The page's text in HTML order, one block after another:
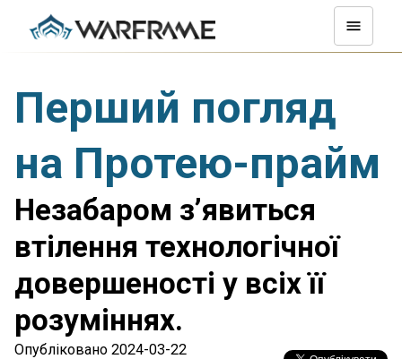
Перший погляд
на Протею-прайм
Незабаром з’явиться
втілення технологічної
довершеності у всіх її
розуміннях.
Опубліковано 2024-03-22